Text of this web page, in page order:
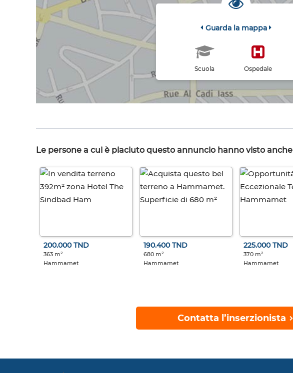
Guarda la mappa
Scuola Ospedale
Le persone a cui è piaciuto questo annuncio hanno visto anche
200.000 TND
363 m²
Hammamet
190.400 TND
680 m²
Hammamet
225.000 TND
370 m²
Hammamet
Contatta l’inserzionista